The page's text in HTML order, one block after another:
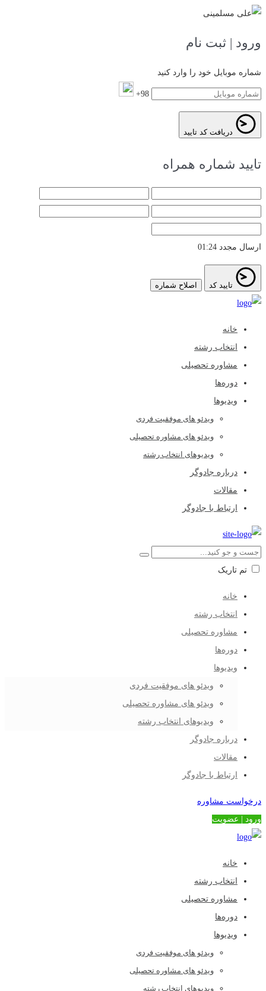
ورود | ثبت نام
شماره موبایل خود را وارد کنید
98+
تایید شماره همراه
ارسال مجدد 01:24
اصلاح شماره
خانه
انتخاب رشته
مشاوره تحصیلی
دوره‌ها
ویدیوها
ویدئو های موفقیت فردی
ویدئو های مشاوره تحصیلی
ویدیوهای انتخاب رشته
درباره جادوگر
مقالات
ارتباط با جادوگر
تم تاریک
خانه
انتخاب رشته
مشاوره تحصیلی
دوره‌ها
ویدیوها
ویدئو های موفقیت فردی
ویدئو های مشاوره تحصیلی
ویدیوهای انتخاب رشته
درباره جادوگر
مقالات
ارتباط با جادوگر
درخواست مشاوره
ورود | عضویت
خانه
انتخاب رشته
مشاوره تحصیلی
دوره‌ها
ویدیوها
ویدئو های موفقیت فردی
ویدئو های مشاوره تحصیلی
ویدیوهای انتخاب رشته